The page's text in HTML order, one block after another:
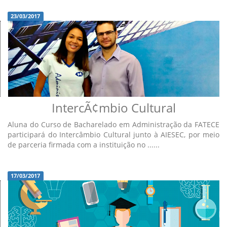
23/03/2017
IntercÃ¢mbio Cultural
Aluna do Curso de Bacharelado em Administração da FATECE
participará do Intercâmbio Cultural junto à AIESEC, por meio
de parceria firmada com a instituição no ......
17/03/2017